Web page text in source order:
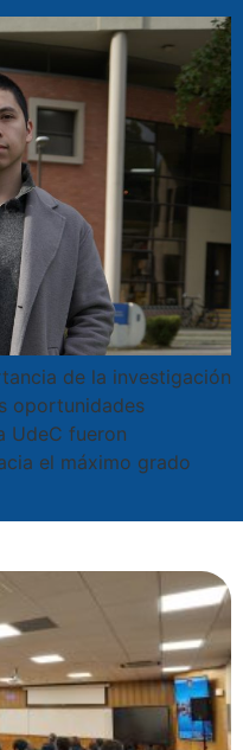
de la investigación
oportunidades
UdeC fueron
el máximo grado